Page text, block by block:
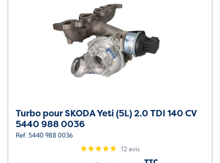
Turbo pour SKODA Yeti (5L) 2.0 TDI 140 CV
5440 988 0036
Ref. 5440 988 0036
12 avis